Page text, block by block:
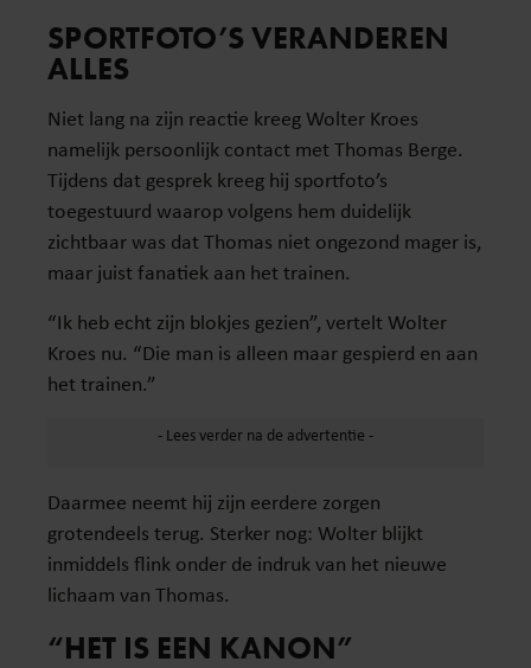
SPORTFOTO’S VERANDEREN
ALLES
Niet lang na zijn reactie kreeg Wolter Kroes
namelijk persoonlijk contact met Thomas Berge.
Tijdens dat gesprek kreeg hij sportfoto’s
toegestuurd waarop volgens hem duidelijk
zichtbaar was dat Thomas niet ongezond mager is,
maar juist fanatiek aan het trainen.
“Ik heb echt zijn blokjes gezien”, vertelt Wolter
Kroes nu. “Die man is alleen maar gespierd en aan
het trainen.”
Daarmee neemt hij zijn eerdere zorgen
grotendeels terug. Sterker nog: Wolter blijkt
inmiddels flink onder de indruk van het nieuwe
lichaam van Thomas.
“HET IS EEN KANON”